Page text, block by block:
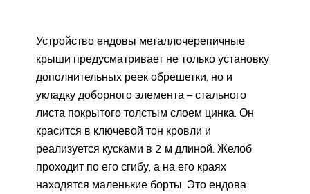
Устройство ендовы металлочерепичные
крыши предусматривает не только установку
дополнительных реек обрешетки, но и
укладку доборного элемента – стального
листа покрытого толстым слоем цинка. Он
красится в ключевой тон кровли и
реализуется кусками в 2 м длиной. Желоб
проходит по его сгибу, а на его краях
находятся маленькие борты. Это ендова